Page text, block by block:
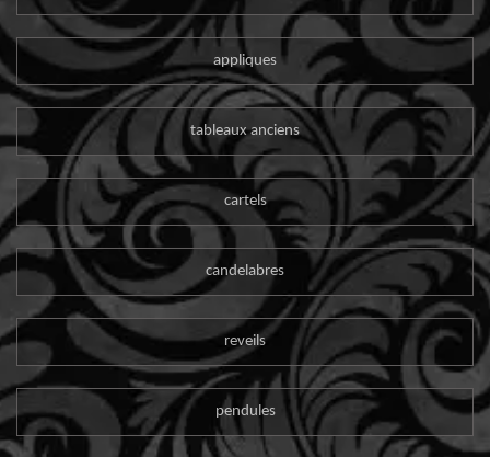
appliques
tableaux anciens
cartels
candelabres
reveils
pendules